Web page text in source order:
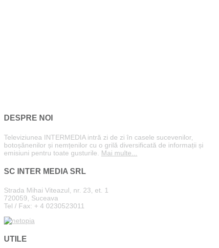
DESPRE NOI
Televiziunea INTERMEDIA intră zi de zi în casele sucevenilor,
botoșănenilor și nemțenilor cu o grilă diversificată de informații și
emisiuni pentru toate gusturile. Mai multe...
SC INTER MEDIA SRL
Strada Mihai Viteazul, nr. 23, et. 1
720059, Suceava
Tel / Fax: + 4 0230523011
UTILE